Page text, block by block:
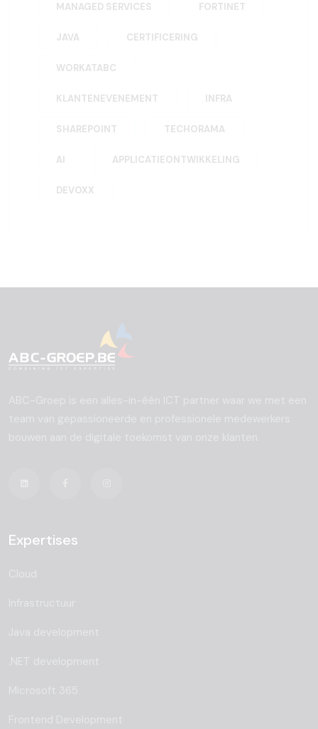
MANAGED SERVICES FORTINET
JAVA CERTIFICERING
WORKATABC
KLANTENEVENEMENT INFRA
SHAREPOINT TECHORAMA
AI APPLICATIEONTWIKKELING
DEVOXX
Expertises